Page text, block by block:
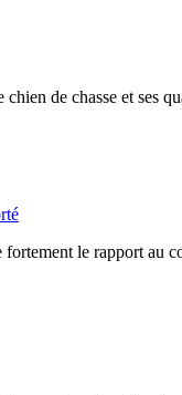
de chasse et ses
le rapport au